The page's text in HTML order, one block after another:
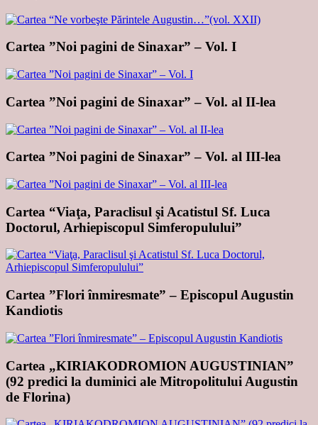
Cartea ”Noi pagini de Sinaxar” – Vol. I
Cartea ”Noi pagini de Sinaxar” – Vol. al II-lea
Cartea ”Noi pagini de Sinaxar” – Vol. al III-lea
Cartea “Viaţa, Paraclisul şi Acatistul Sf. Luca
Doctorul, Arhiepiscopul Simferopulului”
Cartea ”Flori înmiresmate” – Episcopul Augustin
Kandiotis
Cartea „KIRIAKODROMION AUGUSTINIAN”
(92 predici la duminici ale Mitropolitului Augustin
de Florina)